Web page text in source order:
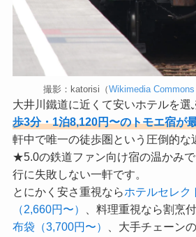
撮影：katorisi（Wikimedia Commons
大井川鐵道に近くて安いホテルを選
歩3分・1泊8,120円〜のトモエ宿が
軒中で唯一の徒歩圏という圧倒的な
★5.0の鉄道ファン向け宿の温かみ
行に失敗しない一軒です。
とにかく安さ重視ならホテルセレク
（2,660円〜）
、料理重視なら割烹
布袋（3,700円〜）
、大手チェーン